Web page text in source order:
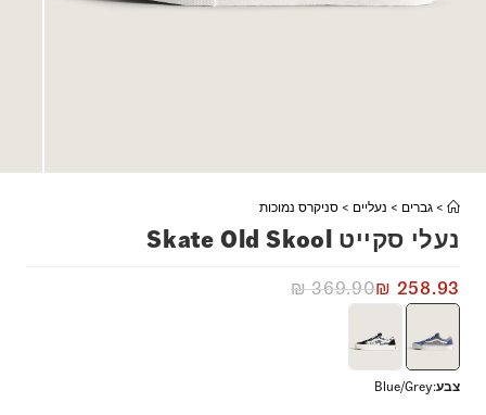
> גברים > נעליים > סניקרס נמוכות
נעלי סקייט Skate Old Skool
₪369.90₪ 258.93
צבע:
Blue/Grey